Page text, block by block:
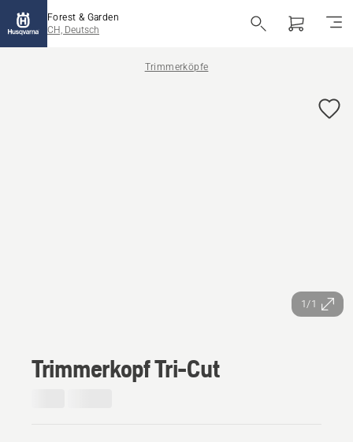
Forest & Garden
CH, Deutsch
Trimmerköpfe
1/1
Trimmerkopf Tri-Cut